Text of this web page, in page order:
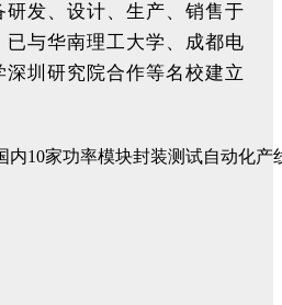
发、设计、生产、销售于
与华南理工大学、成都电
圳研究院合作等名校建立